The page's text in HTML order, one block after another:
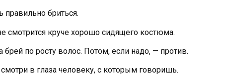
правильно бриться.
смотрится круче хорошо сидящего костюма.
брей по росту волос. Потом, если надо, — против.
смотри в глаза человеку, с которым говоришь.